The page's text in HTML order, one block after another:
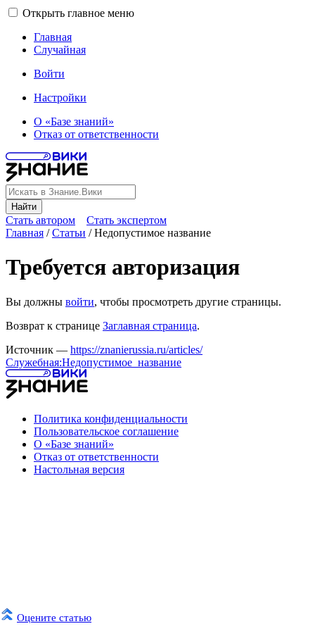
Открыть главное меню
Главная
Случайная
Войти
Настройки
О «Базе знаний»
Отказ от ответственности
Найти
Стать автором Стать экспертом
Оцените статью
Главная /Статьи /Недопустимое название
Требуется авторизация
Вы должны войти, чтобы просмотреть другие страницы.
Возврат к странице Заглавная страница.
Источник — https://znanierussia.ru/articles/
Служебная:Недопустимое_название
Политика конфиденциальности
Пользовательское соглашение
О «Базе знаний»
Отказ от ответственности
Настольная версия